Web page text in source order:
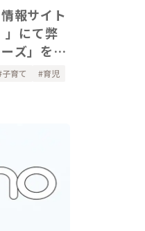
報サイト
にて弊
ズ」をご
子育て 育児